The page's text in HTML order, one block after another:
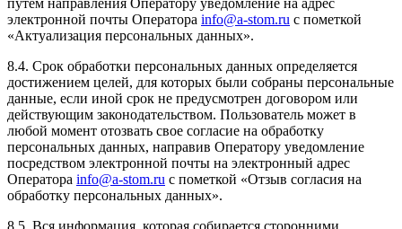
электронной почты Оператора info@a-stom.ru с пометкой
«Актуализация персональных данных».
8.4. Срок обработки персональных данных определяется
достижением целей, для которых были собраны персональные
данные, если иной срок не предусмотрен договором или
действующим законодательством. Пользователь может в
любой момент отозвать свое согласие на обработку
персональных данных, направив Оператору уведомление
посредством электронной почты на электронный адрес
Оператора info@a-stom.ru с пометкой «Отзыв согласия на
обработку персональных данных».
8.5. Вся информация, которая собирается сторонними